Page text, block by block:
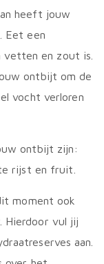
heeft jouw
Eet een
en zout is.
ontbijt om de
vocht verloren
ontbijt zijn:
rijst en fruit.
moment ook
Hierdoor vul jij
aan.